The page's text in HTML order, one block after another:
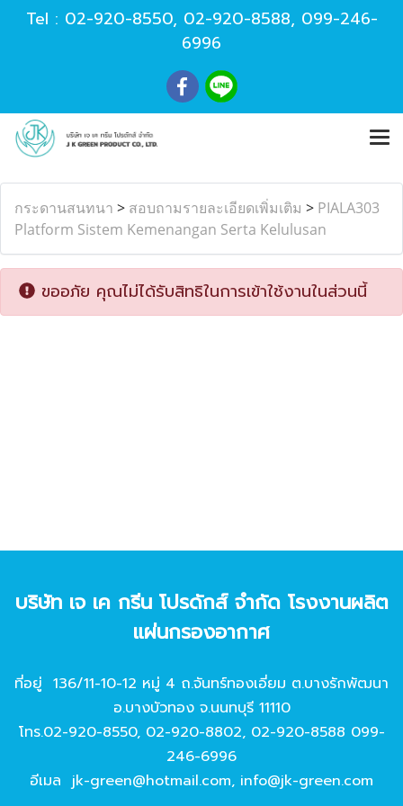
Tel : 02-920-8550, 02-920-8588, 099-246-
6996
กระดานสนทนา > สอบถามรายละเอียดเพิ่มเติม > PIALA303
Platform Sistem Kemenangan Serta Kelulusan
ขออภัย คุณไม่ได้รับสิทธิในการเข้าใช้งานในส่วนนี้
บริษัท เจ เค กรีน โปรดักส์ จํากัด โรงงานผลิต
แผ่นกรองอากาศ
ที่อยู่ 136/11-10-12 หมู่ 4 ถ.จันทร์ทองเอี่ยม ต.บางรักพัฒนา
อ.บางบัวทอง จ.นนทบุรี 11110
โทร.02-920-8550, 02-920-8802, 02-920-8588 099-
246-6996
อีเมล jk-green@hotmail.com, info@jk-green.com